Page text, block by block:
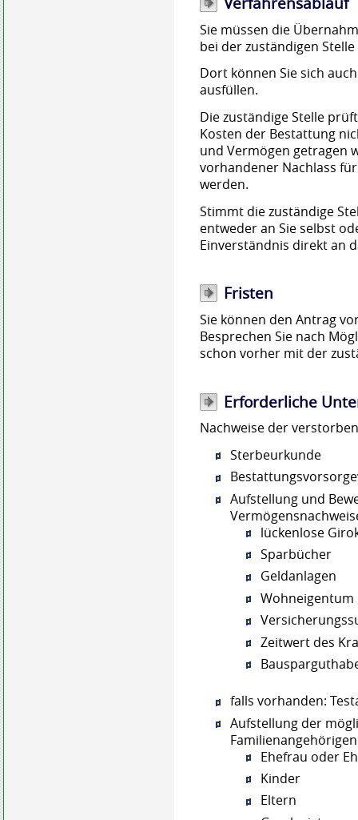
Sie müssen die
bei der zuständigen
Dort können Sie sich
ausfüllen.
Die zuständige Stelle
Kosten der Bestattung
und Vermögen getragen
vorhandener Nachlass
werden.
Stimmt die zuständige
entweder an Sie selbst
Einverständnis direkt an
Fristen
Sie können den Antrag
Besprechen Sie nach
schon vorher mit der
Erforderliche
Nachweise der
Sterbeurkunde
Aufstellung und
lückenlose
Sparbücher
Geldanlagen
Wohneigentum
Zeitwert des
falls vorhanden:
Aufstellung der
Ehefrau oder
Kinder
Eltern